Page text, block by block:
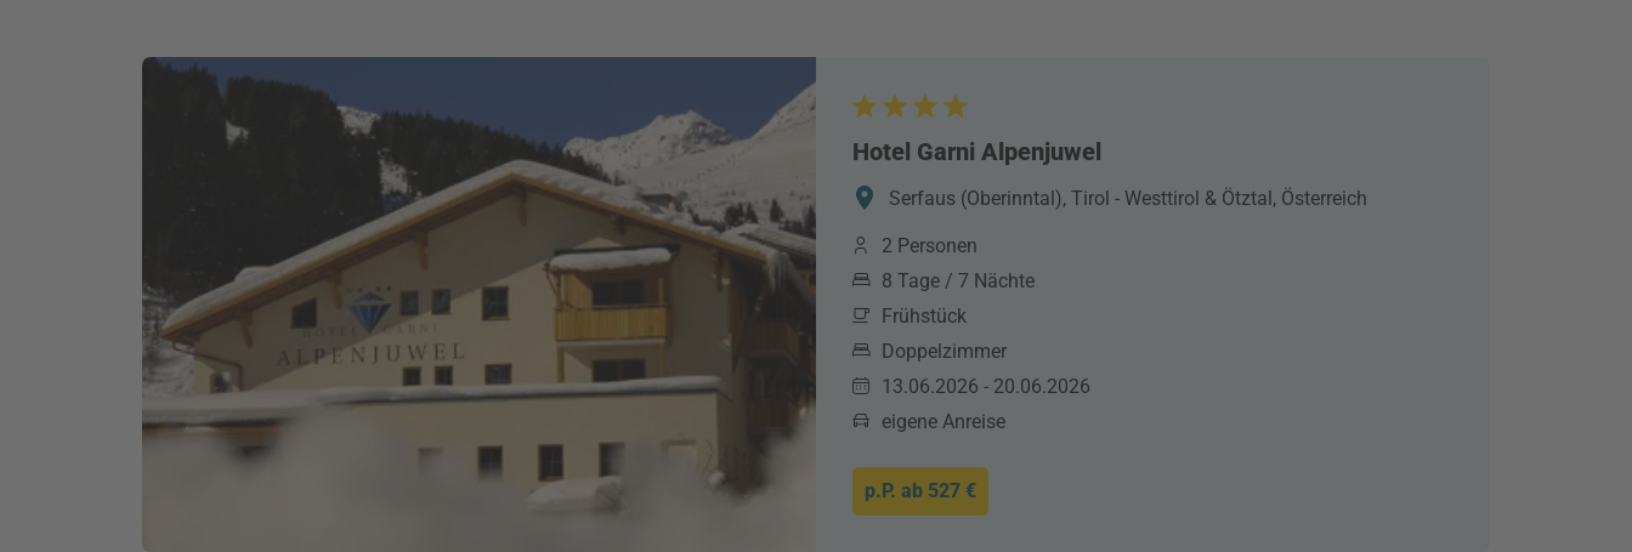
Hotel Garni Alpenjuwel
Serfaus (Oberinntal), Tirol - Westtirol & Ötztal, Österreich
2 Personen
8 Tage / 7 Nächte
Frühstück
Doppelzimmer
13.06.2026 - 20.06.2026
eigene Anreise
p.P. ab 527 €